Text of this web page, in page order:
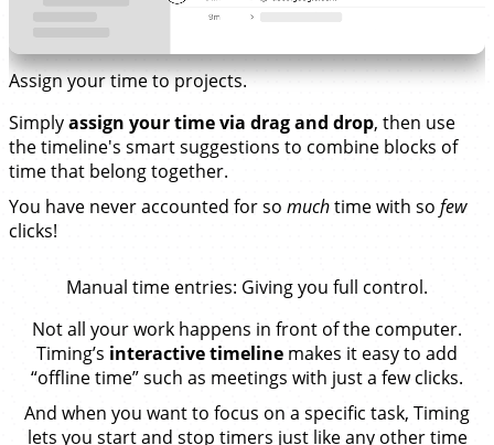
Assign your time to projects.
Simplyassign your time via drag and drop, then use
the timeline's smart suggestions to combine blocks of
time that belong together.
You have never accounted for so muchtime with so few
clicks!
Manual time entries: Giving you full control.
Not all your work happens in front of the computer.
Timing’s interactive timeline makes it easy to add
“offline time” such as meetings with just a few clicks.
And when you want to focus on a specific task, Timing
lets you start and stop timers just like any other time